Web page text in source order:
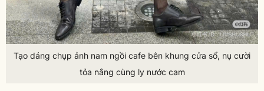
Tạo dáng chụp ảnh nam ngồi cafe bên khung cửa sổ, nụ cười
tỏa nắng cùng ly nước cam